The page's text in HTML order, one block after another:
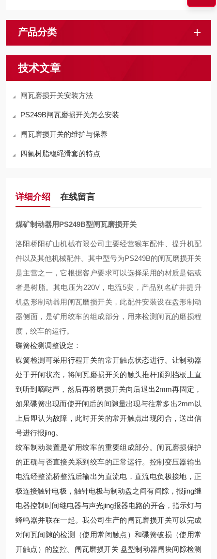
产品分类
技术文章
闸瓦磨损开关安装方法
PS249B闸瓦磨损开关怎么安装
闸瓦磨损开关的维护与保养
四氟树脂稳绳滑套的特点
详细介绍 在线留言
煤矿制动器用PS249B型闸瓦磨损开关
洛阳桥阳矿山机械有限公司主要经营猴车配件、提升机配
件以及其他机械配件。其中型号为PS249B的闸瓦磨损开关
是主营之一，它根据客户要求可以选择采用的材质是铝或
者是树脂。其电压为220V，电流5安，产品别名矿井提升
机盘形制动器用闸瓦磨损开关，此配件安装设在盘形制动
器侧面，是矿用绞车的组成部分，用来检测闸瓦的磨损程
度，绞车的运行。
碟簧检测调整设定：
碟簧检测可采用行程开关的常开触点状态进行。让制动器
处于开闸状态，将闸瓦磨损开关的触头推杆顶到挡板上直
到听到嘀哒声，然后再将磨损开关向后退出2mm再固定，
如果碟簧出现而使开闸后的间隙量出现与往常多出2mm以
上后即认为故障，此时开关的常开触点出现闭合，送出信
号进行报jing。
绞车制动装置是矿用绞车的重要组成部分。闸瓦磨损保护
的正确与否直接关系到绞车的正常运行。控制变压器输出
电流经整流桥整流后输出为直流电，直流电负极接地，正
极连接触针电极，触针电极与制动盘之间有间隙，报jing继
电器控制时间继电器与声光jing报器电路的开合，指示灯与
蜂鸣器并联在一起。我公司生产的闸瓦磨损开关可以完成
对闸瓦间隙的检测（使用常闭触点）和碟簧破损（使用常
开触点）的监控。闸瓦磨损开关 盘型制动器闸块间隙检测